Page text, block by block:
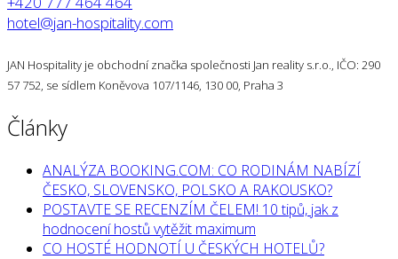
hotel@jan-hospitality.com
JAN Hospitality je obchodní značka společnosti Jan reality s.r.o., IČO: 290
57 752, se sídlem Koněvova 107/1146, 130 00, Praha 3
Články
ANALÝZA BOOKING.COM: CO RODINÁM NABÍZÍ
ČESKO, SLOVENSKO, POLSKO A RAKOUSKO?
POSTAVTE SE RECENZÍM ČELEM! 10 tipů, jak z
hodnocení hostů vytěžit maximum
CO HOSTÉ HODNOTÍ U ČESKÝCH HOTELŮ?